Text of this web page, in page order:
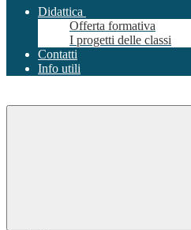
Didattica
Offerta formativa
I progetti delle classi
Contatti
Info utili